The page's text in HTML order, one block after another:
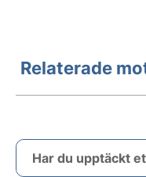
Relaterade
Har du upptäckt